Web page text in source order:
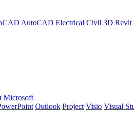
AutoCAD Electrical Civil 3D Revit
Microsoft
Outlook Project Visio Visual